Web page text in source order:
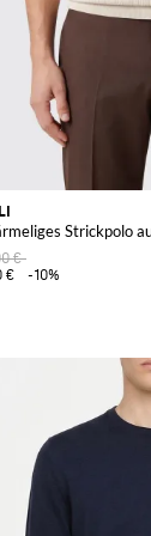
Strickpolo
€
€
-10%